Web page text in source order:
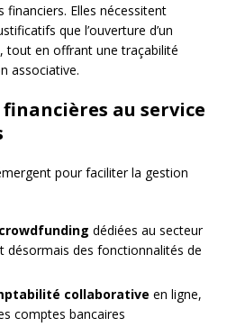
Elles nécessitent
que l’ouverture d’un
tout en offrant une traçabilité
associative.
au service
pour faciliter la gestion
dédiées au secteur
désormais des fonctionnalités de
collaborative en ligne,
comptes bancaires